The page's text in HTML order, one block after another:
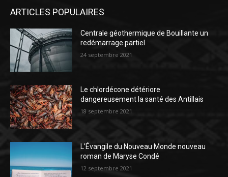
ARTICLES POPULAIRES
Centrale géothermique de Bouillante un
redémarrage partiel
24 septembre 2021
Le chlordécone détériore
dangereusement la santé des Antillais
18 septembre 2021
L’Évangile du Nouveau Monde nouveau
roman de Maryse Condé
12 septembre 2021